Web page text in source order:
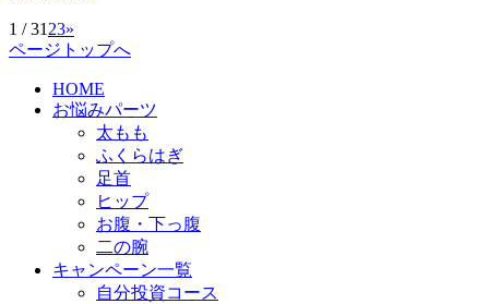
1 / 31 23»
ページトップへ
HOME
お悩みパーツ
太もも
ふくらはぎ
足首
ヒップ
お腹・下っ腹
二の腕
キャンペーン一覧
自分投資コース